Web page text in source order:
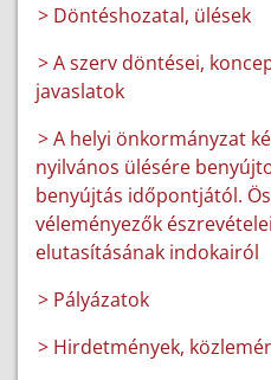
> Döntéshozatal, ülések
> A szerv döntései,
javaslatok
> A helyi önkormányzat
nyilvános ülésére
benyújtás időpontjától.
véleményezők
elutasításának indokairól
> Pályázatok
> Hirdetmények,